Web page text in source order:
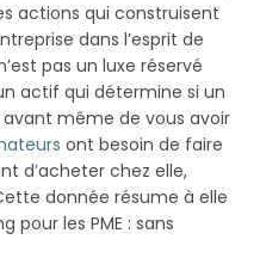
actions qui construisent
dans l’esprit de
pas un luxe réservé
actif qui détermine si un
même de vous avoir
ont besoin de faire
d’acheter chez elle,
donnée résume à elle
pour les PME : sans